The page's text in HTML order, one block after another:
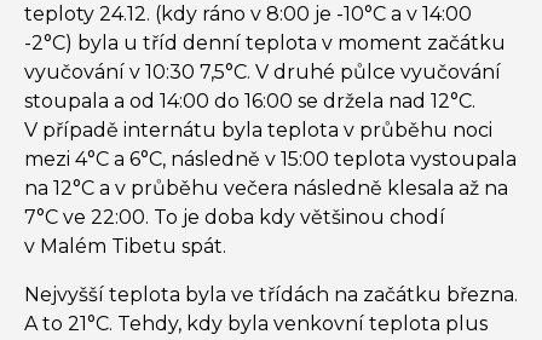
teploty 24.12. (kdy ráno v 8:00 je -10°C a v 14:00
-2°C) byla u tříd denní teplota v moment začátku
vyučování v 10:30 7,5°C. V druhé půlce vyučování
stoupala a od 14:00 do 16:00 se držela nad 12°C.
V případě internátu byla teplota v průběhu noci
mezi 4°C a 6°C, následně v 15:00 teplota vystoupala
na 12°C a v průběhu večera následně klesala až na
7°C ve 22:00. To je doba kdy většinou chodí
v Malém Tibetu spát.
Nejvyšší teplota byla ve třídách na začátku března.
A to 21°C. Tehdy, kdy byla venkovní teplota plus